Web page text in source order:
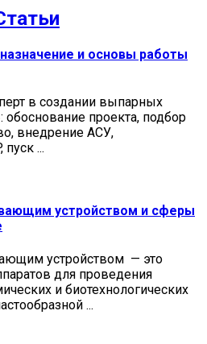
и основы работы
в создании выпарных
проекта, подбор
внедрение АСУ,
...
устройством и сферы
устройством — это
для проведения
и биотехнологических
...